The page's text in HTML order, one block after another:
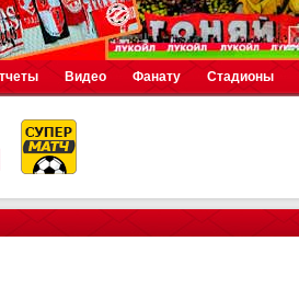
Видео Фанату Стадионы